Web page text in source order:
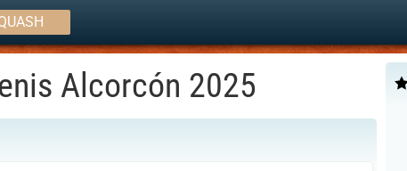
Alcorcón 2025